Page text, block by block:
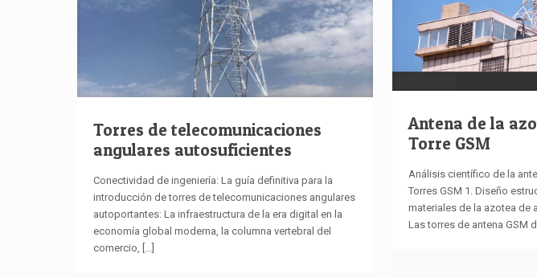
Torres de telecomunicaciones
angulares autosuficientes
Conectividad de ingeniería: La guía definitiva para la
introducción de torres de telecomunicaciones angulares
autoportantes: La infraestructura de la era digital en la
economía global moderna, la columna vertebral del
comercio, [...]
Antena de la
Torre GSM
Análisis científico de la
Torres GSM 1. Diseño
materiales de la azotea de
Las torres de antena GSM